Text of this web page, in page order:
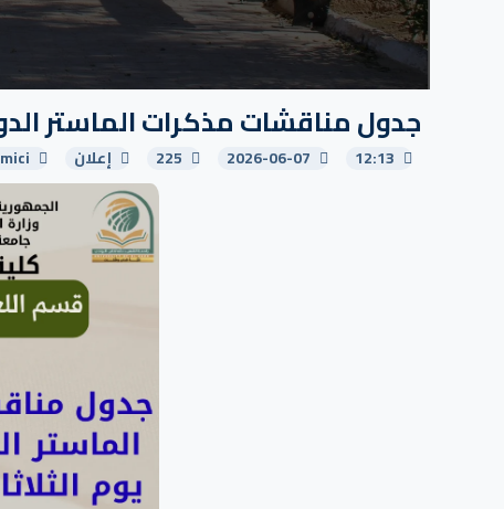
جدول مناقشات مذكرات الماستر الدورة الثانية
12:13
2026-06-07
225 إعلان